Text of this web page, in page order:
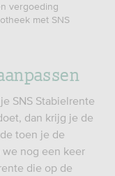
vergoeding
met SNS
SNS Stabielrente
dan krijg je de
toen je de
nog een keer
die op de